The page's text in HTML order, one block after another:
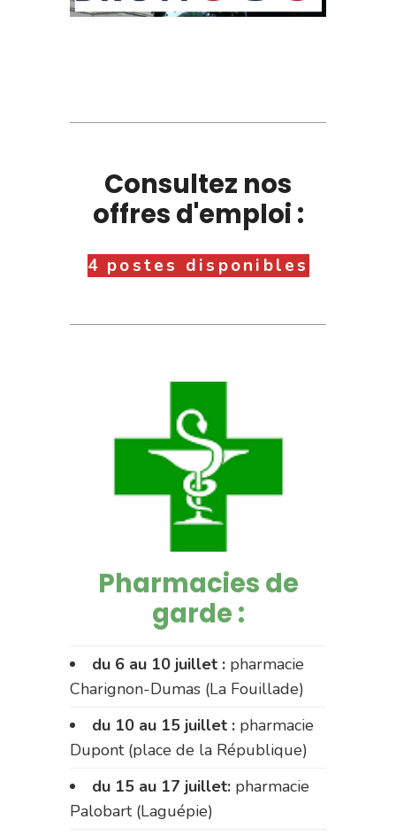
Consultez nos
offres d'emploi :
4 postes disponibles
Pharmacies de
garde :
du 6 au 10 juillet : pharmacie
Charignon-Dumas (La Fouillade)
du 10 au 15 juillet : pharmacie
Dupont (place de la République)
du 15 au 17 juillet: pharmacie
Palobart (Laguépie)